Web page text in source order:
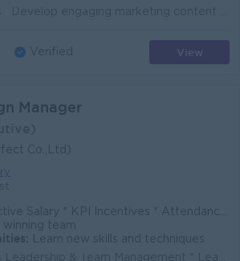
Verified View
Manager
Co.,Ltd)
* KPI Incentives * Attendance Bonus * Transportation Allowance * Meal Allowance
winning team
Learn new skills and techniques